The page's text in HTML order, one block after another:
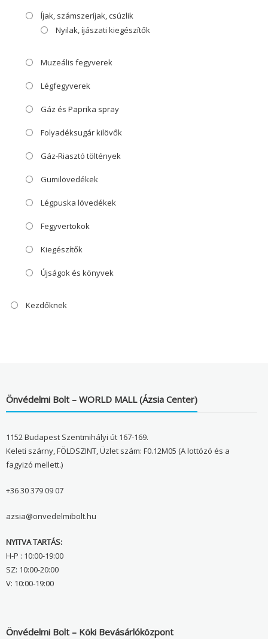
Íjak, számszeríjak, csúzlik
Nyilak, íjászati kiegészítők
Muzeális fegyverek
Légfegyverek
Gáz és Paprika spray
Folyadéksugár kilövők
Gáz-Riasztó töltények
Gumilövedékek
Légpuska lövedékek
Fegyvertokok
Kiegészítők
Újságok és könyvek
Kezdőknek
Önvédelmi Bolt – WORLD MALL (Ázsia Center)
1152 Budapest Szentmihályi út 167-169.
Keleti szárny, FÖLDSZINT, Üzlet szám: F0.12M05 (A lottózó és a
fagyizó mellett.)
+36 30 379 09 07
azsia@onvedelmibolt.hu
NYITVA TARTÁS:
H-P : 10:00-19:00
SZ: 10:00-20:00
V: 10:00-19:00
Önvédelmi Bolt – Köki Bevásárlóközpont